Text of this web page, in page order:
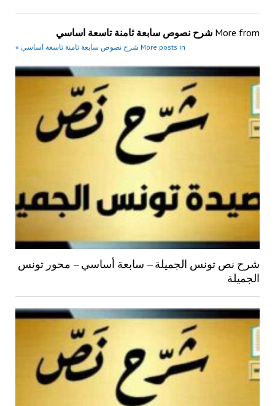
More from شرح نصوص سابعة ثامنة تاسعة اساسي
More posts in شرح نصوص سابعة ثامنة تاسعة اساسي »
شرح نص تونس الجميلة – سابعة أساسي – محور تونس
الجميلة